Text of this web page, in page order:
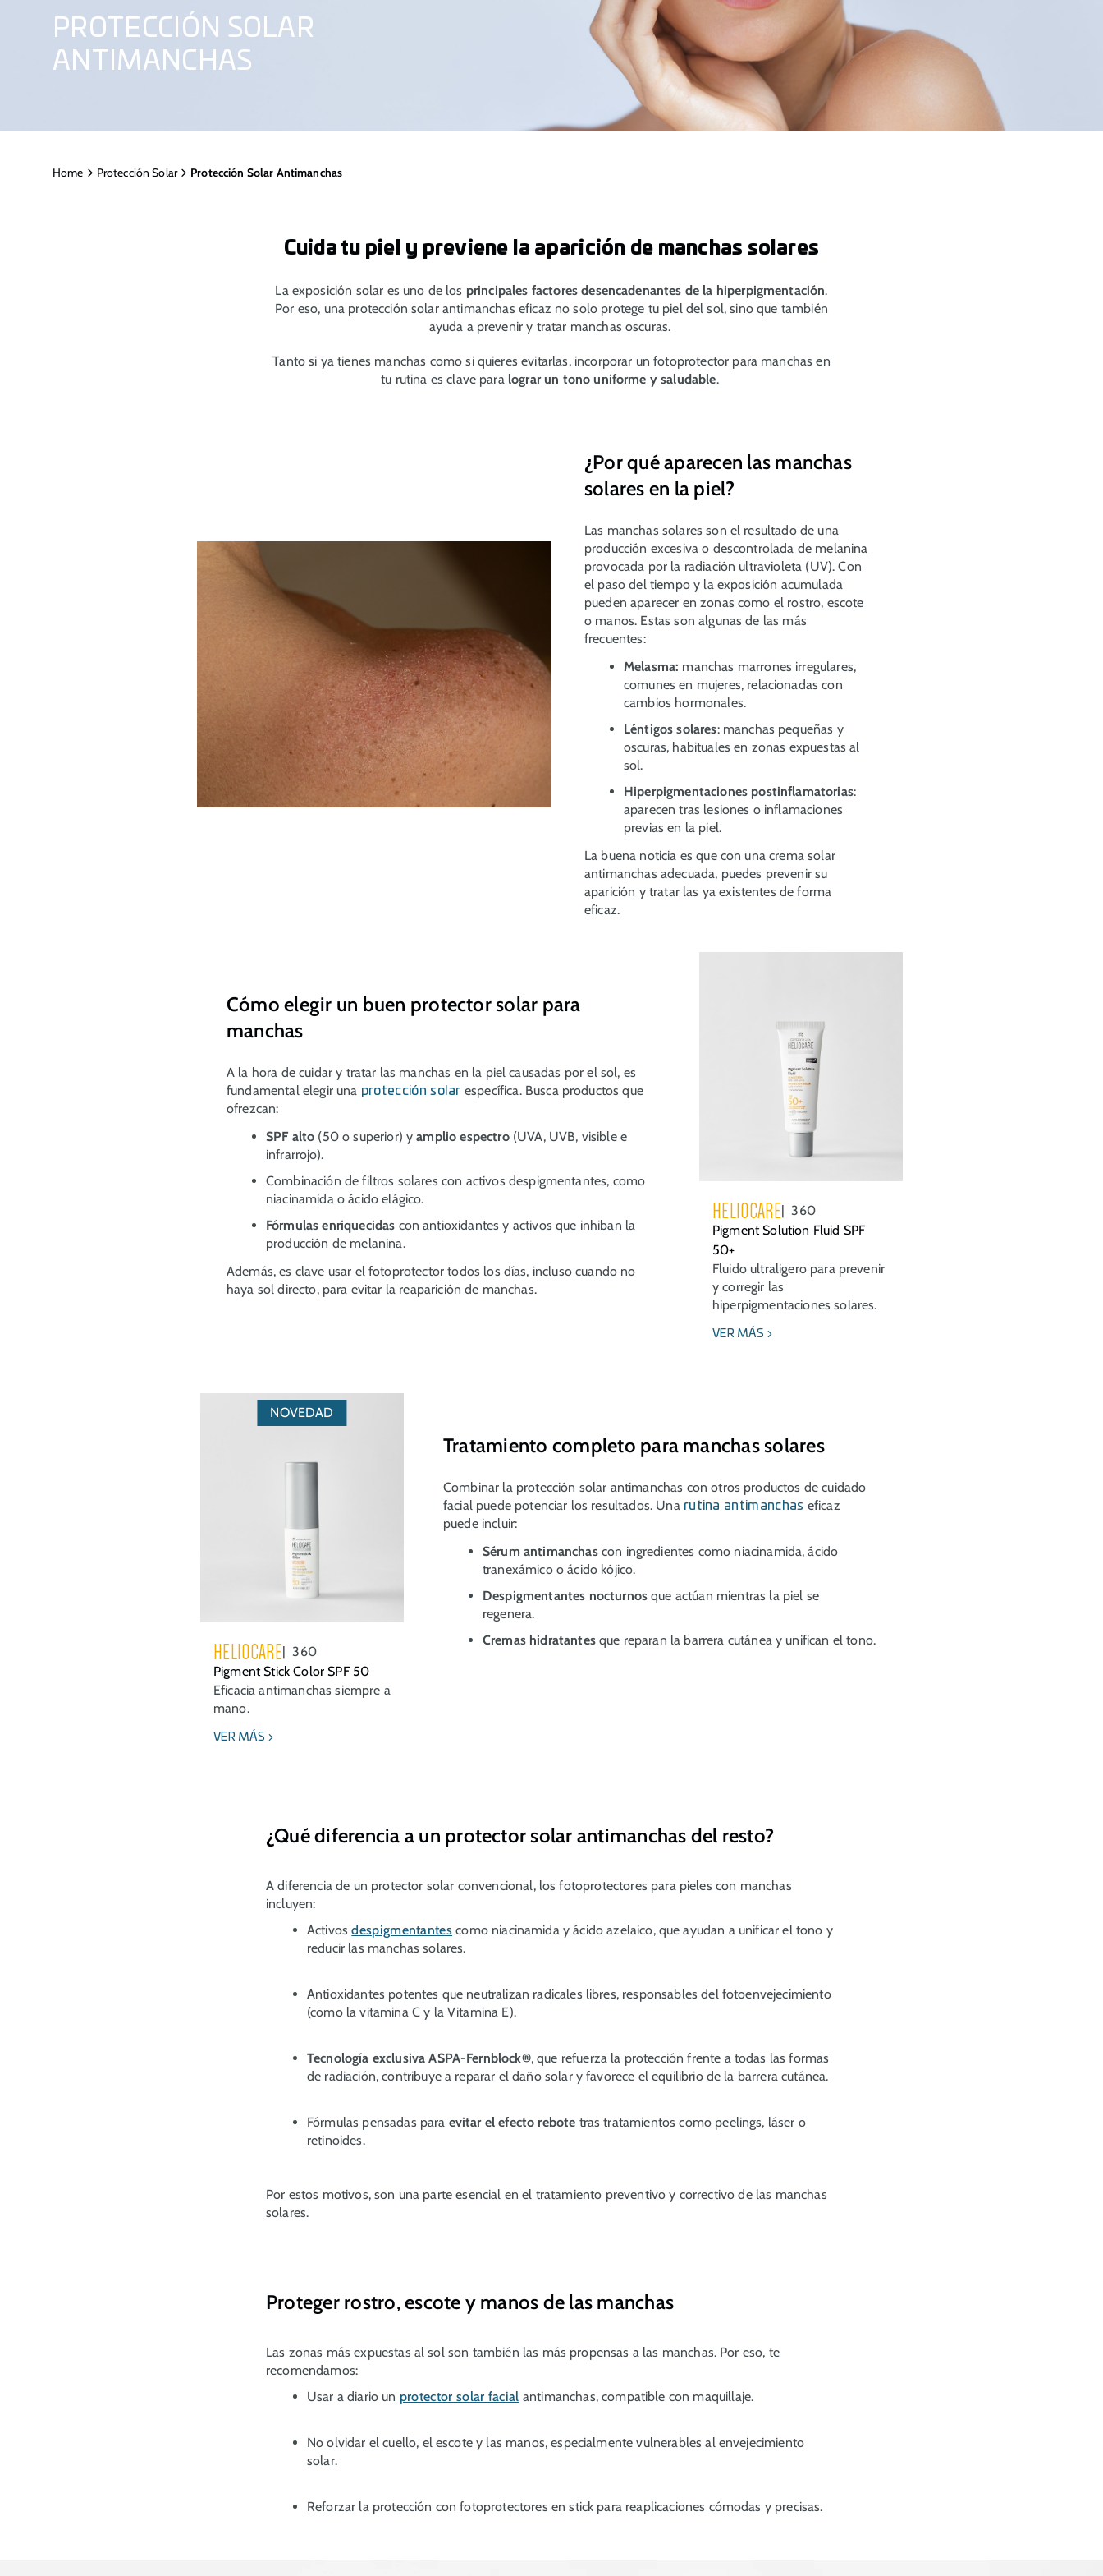
PROTECCIÓN SOLAR
ANTIMANCHAS
Home Protección Solar Protección Solar Antimanchas
Cuida tu piel y previene la aparición de manchas solares
La exposición solar es uno de los principales factores desencadenantes de la hiperpigmentación.
Por eso, una protección solar antimanchas eficaz no solo protege tu piel del sol, sino que también
ayuda a prevenir y tratar manchas oscuras.
Tanto si ya tienes manchas como si quieres evitarlas, incorporar un fotoprotector para manchas en
tu rutina es clave para lograr un tono uniforme y saludable.
¿Por qué aparecen las manchas
solares en la piel?
Las manchas solares son el resultado de una
producción excesiva o descontrolada de melanina
provocada por la radiación ultravioleta (UV). Con
el paso del tiempo y la exposición acumulada
pueden aparecer en zonas como el rostro, escote
o manos. Estas son algunas de las más
frecuentes:
Melasma: manchas marrones irregulares,
comunes en mujeres, relacionadas con
cambios hormonales.
Léntigos solares: manchas pequeñas y
oscuras, habituales en zonas expuestas al
sol.
Hiperpigmentaciones postinflamatorias:
aparecen tras lesiones o inflamaciones
previas en la piel.
La buena noticia es que con una crema solar
antimanchas adecuada, puedes prevenir su
aparición y tratar las ya existentes de forma
eficaz.
Cómo elegir un buen protector solar para
manchas
A la hora de cuidar y tratar las manchas en la piel causadas por el sol, es
fundamental elegir una protección solar específica. Busca productos que
ofrezcan:
SPF alto (50 o superior) yamplio espectro(UVA, UVB, visible e
infrarrojo).
Combinación de filtros solares con activos despigmentantes, como
niacinamida o ácido elágico.
Fórmulas enriquecidas con antioxidantes y activos que inhiban la
producción de melanina.
Además, es clave usar el fotoprotector todos los días, incluso cuando no
haya sol directo, para evitar la reaparición de manchas.
HELIOCARE
360
Pigment Solution Fluid SPF
50+
Fluido ultraligero para prevenir
y corregir las
hiperpigmentaciones solares.
VER MÁS
Tratamiento completo para manchas solares
Combinar la protección solar antimanchas con otros productos de cuidado
facial puede potenciar los resultados. Una rutina antimanchas eficaz
puede incluir:
Sérum antimanchas con ingredientes como niacinamida, ácido
tranexámico o ácido kójico.
Despigmentantes nocturnos que actúan mientras la piel se
regenera.
Cremas hidratantesque reparan la barrera cutánea y unifican el tono.
NOVEDAD
HELIOCARE
360
Pigment Stick Color SPF 50
Eficacia antimanchas siempre a
mano.
VER MÁS
¿Qué diferencia a un protector solar antimanchas del resto?
A diferencia de un protector solar convencional, los fotoprotectores para pieles con manchas
incluyen:
Activosdespigmentantes como niacinamida y ácido azelaico, que ayudan a unificar el tono y
reducir las manchas solares.
Antioxidantes potentes que neutralizan radicales libres, responsables del fotoenvejecimiento
(como la vitamina C y la Vitamina E).
Tecnología exclusiva ASPA-Fernblock®, que refuerza la protección frente a todas las formas
de radiación, contribuye a reparar el daño solar y favorece el equilibrio de la barrera cutánea.
Fórmulas pensadas para evitar el efecto rebote tras tratamientos como peelings, láser o
retinoides.
Por estos motivos, son una parte esencial en el tratamiento preventivo y correctivo de las manchas
solares.
Proteger rostro, escote y manos de las manchas
Las zonas más expuestas al sol son también las más propensas a las manchas. Por eso, te
recomendamos:
Usar a diario un protector solar facial antimanchas, compatible con maquillaje.
No olvidar el cuello, el escote y las manos, especialmente vulnerables al envejecimiento
solar.
Reforzar la protección con fotoprotectores en stick para reaplicaciones cómodas y precisas.